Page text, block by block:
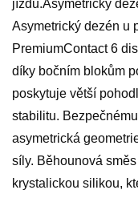
jízdu.Asymetrický
Asymetrický dezén u
PremiumContact 6
díky bočním blokům
poskytuje větší
stabilitu.
asymetrická
síly. Běhounová
krystalickou silikou,